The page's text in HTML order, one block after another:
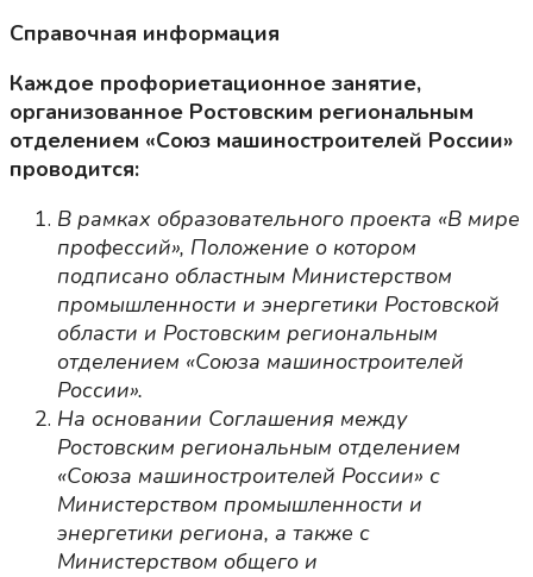
Справочная информация
Каждое профориетационное занятие,
организованное Ростовским региональным
отделением «Союз машиностроителей России»
проводится:
В рамках образовательного проекта «В мире
профессий», Положение о котором
подписано областным Министерством
промышленности и энергетики Ростовской
области и Ростовским региональным
отделением «Союза машиностроителей
России».
На основании Соглашения между
Ростовским региональным отделением
«Союза машиностроителей России» с
Министерством промышленности и
энергетики региона, а также с
Министерством общего и